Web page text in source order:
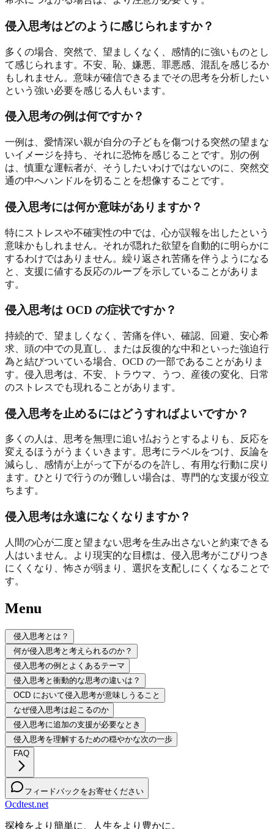
侵入思考はどのように感じられますか？
多くの場合、突然で、望ましくなく、感情的に強いものとし
て感じられます。不安、恥、嫌悪、罪悪感、混乱を感じるか
もしれません。意味が確信できるまでその思考を分析したい
という強い必要を感じる人もいます。
侵入思考の例は何ですか？
一例は、愛情深い親が自分の子どもを傷つける突然の望まな
いイメージを持ち、それに恐怖を感じることです。別の例
は、慎重な運転者が、そうしたいわけではないのに、突然交
通の中へハンドルを切ることを想像することです。
侵入思考には何か意味がありますか？
特にストレスや不確実性の中では、心が誤報を出したという
意味かもしれません。それが隠れた欲望を自動的に明らかに
するわけではありません。繰り返され苦痛を伴うようになる
と、支援に値する反応のループを示していることがありま
す。
侵入思考は OCD の症状ですか？
持続的で、望ましくなく、苦痛を伴い、確認、回避、安心希
求、頭の中での見直し、または反復的な中和といった強迫行
為と結びついている場合、OCD の一部であることがありま
す。侵入思考は、不安、トラウマ、うつ、産後の変化、日常
のストレスでも現れることがあります。
侵入思考を止めるにはどうすればよいですか？
多くの人は、思考を無理に追い払おうとするよりも、反応を
変えるほうがうまくいきます。思考にラベルをつけ、反論を
減らし、感情が上がって下がるのを許し、有用な行動に戻り
ます。ひとりで行うのが難しい場合は、専門的な支援が役立
ちます。
侵入思考は永遠になくなりますか？
人間の心が二度と望まない思考を生み出さないと約束できる
人はいません。より現実的な目標は、侵入思考がこびりつき
にくくなり、怖さが弱まり、選択を支配しにくくなることで
す。
Menu
侵入思考とは？
何が侵入思考と考えられるのか？
侵入思考の例とよくあるテーマ
侵入思考と衝動的な思考の違いは？
OCD において侵入思考が意味しうること
なぜ侵入思考は起こるのか
侵入思考に追加の支援が必要なとき
侵入思考を理解するための穏やかな次の一歩
FAQ
フィードバックをお寄せください
Ocdtest.net
探検をより簡単に、人生をより豊かに。